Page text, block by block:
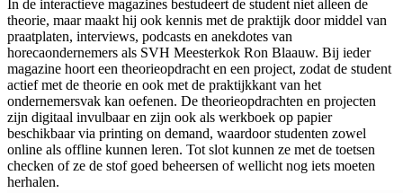
In de interactieve magazines bestudeert de student niet alleen de
theorie, maar maakt hij ook kennis met de praktijk door middel van
praatplaten, interviews, podcasts en anekdotes van
horecaondernemers als SVH Meesterkok Ron Blaauw. Bij ieder
magazine hoort een theorieopdracht en een project, zodat de student
actief met de theorie en ook met de praktijkkant van het
ondernemersvak kan oefenen. De theorieopdrachten en projecten
zijn digitaal invulbaar en zijn ook als werkboek op papier
beschikbaar via printing on demand, waardoor studenten zowel
online als offline kunnen leren. Tot slot kunnen ze met de toetsen
checken of ze de stof goed beheersen of wellicht nog iets moeten
herhalen.